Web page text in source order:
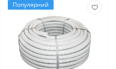
Популярний